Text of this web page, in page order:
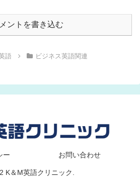
ントを書き込む
語 ビジネス英語関連
ー お問い合わせ
K＆M英語クリニック.